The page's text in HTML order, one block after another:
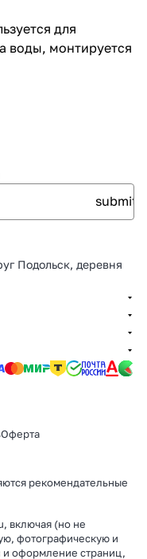
для
воды, монтируется
Подольск, деревня
Оферта
рекомендательные
включая (но не
фотографическую и
и оформление страниц,